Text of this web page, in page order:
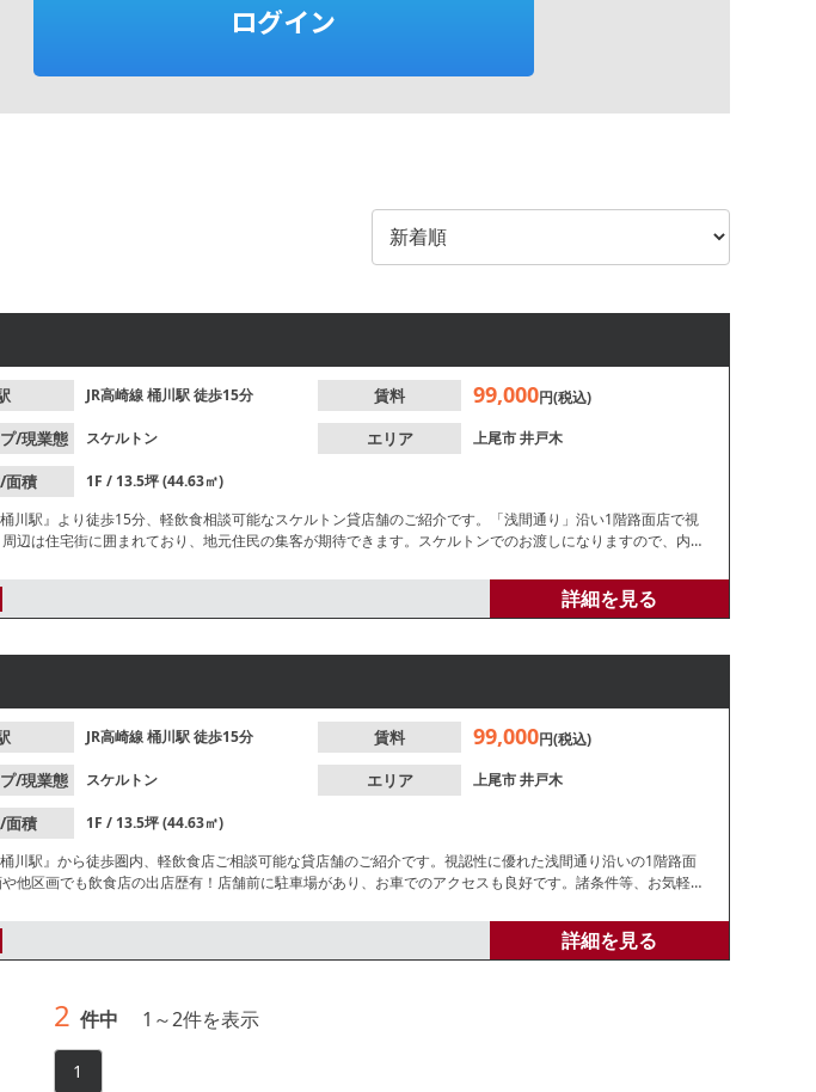
ログイン
JR高崎線桶川駅徒歩15分 賃料 99,000円(税込)
/現業態 スケルトン エリア 上尾市井戸木
面積
1F / 13.5坪 (44.63㎡)
桶川駅』より徒歩15分、軽飲食相談可能なスケルトン貸店舗のご紹介です。「浅間通り」沿い1階路面店で視
辺は住宅街に囲まれており、地元住民の集客が期待できます。スケルトンでのお渡しになりますので、内装
詳細を見る
JR高崎線桶川駅徒歩15分 賃料 99,000円(税込)
/現業態 スケルトン エリア 上尾市井戸木
面積
1F / 13.5坪 (44.63㎡)
桶川駅』から徒歩圏内、軽飲食店ご相談可能な貸店舗のご紹介です。視認性に優れた浅間通り沿いの1階路面
他区画でも飲食店の出店歴有！店舗前に駐車場があり、お車でのアクセスも良好です。諸条件等、お気軽に
詳細を見る
2 件中 1 ～2件を表示
1